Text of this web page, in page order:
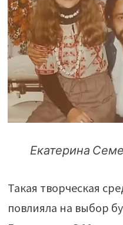
Екатерина
Такая творческая
повлияла на выбор